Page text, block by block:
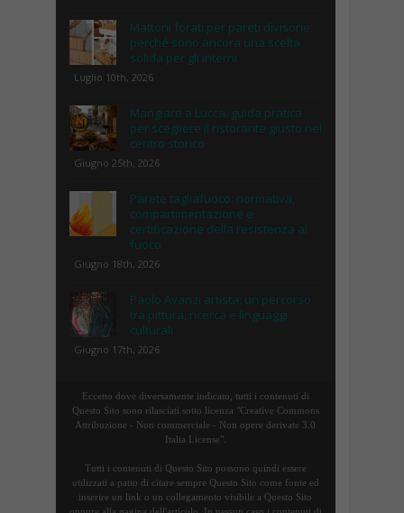
Mattoni forati per pareti divisorie:
perché sono ancora una scelta
solida per gli interni
Luglio 10th, 2026
Mangiare a Lucca: guida pratica
per scegliere il ristorante giusto nel
centro storico
Giugno 25th, 2026
Parete tagliafuoco: normativa,
compartimentazione e
certificazione della resistenza al
fuoco
Giugno 18th, 2026
Paolo Avanzi artista: un percorso
tra pittura, ricerca e linguaggi
culturali
Giugno 17th, 2026
Eccetto dove diversamente indicato, tutti i contenuti di
Questo Sito sono rilasciati sotto licenza "Creative Commons
Attribuzione - Non commerciale - Non opere derivate 3.0
Italia License".
Tutti i contenuti di Questo Sito possono quindi essere
utilizzati a patto di citare sempre Questo Sito come fonte ed
inserire un link o un collegamento visibile a Questo Sito